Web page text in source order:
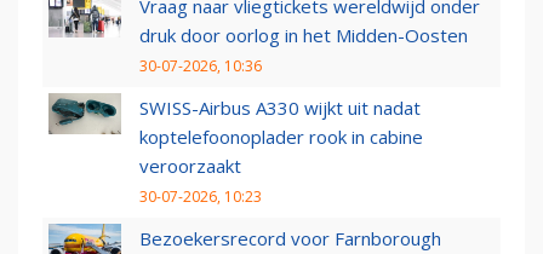
Vraag naar vliegtickets wereldwijd onder
druk door oorlog in het Midden-Oosten
30-07-2026, 10:36
SWISS-Airbus A330 wijkt uit nadat
koptelefoonoplader rook in cabine
veroorzaakt
30-07-2026, 10:23
Bezoekersrecord voor Farnborough